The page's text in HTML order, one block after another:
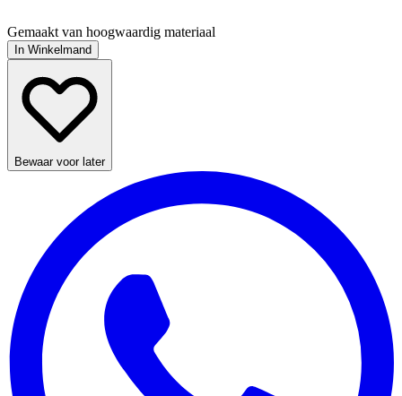
Gemaakt van hoogwaardig materiaal
In Winkelmand
Bewaar voor later